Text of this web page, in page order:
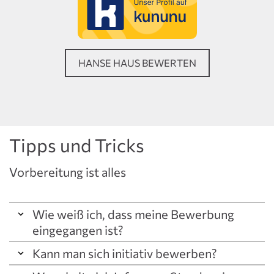
HANSE HAUS BEWERTEN
Vorbereitung ist alles
Tipps und Tricks
Wie weiß ich, dass meine Bewerbung
eingegangen ist?
Nach erfolgreicher Einreichung Ihrer Bewerbung
Kann man sich initiativ bewerben?